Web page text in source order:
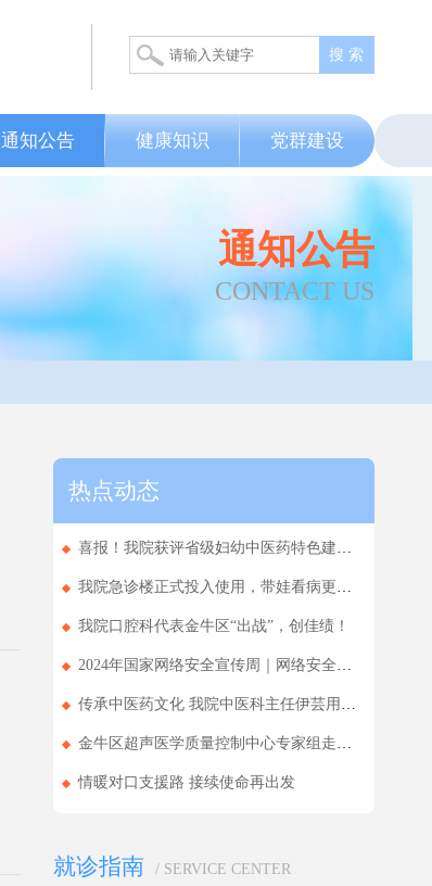
搜 索
通知公告 健康知识 党群建设
通知公告
CONTACT US
热点动态
喜报！我院获评省级妇幼中医药特色建设单位
我院急诊楼正式投入使用，带娃看病更省心
我院口腔科代表金牛区“出战”，创佳绩！
2024年国家网络安全宣传周｜网络安全为人民，...
传承中医药文化 我院中医科主任伊芸用实力拿下...
金牛区超声医学质量控制中心专家组走进基层医...
情暖对口支援路 接续使命再出发
就诊指南 / SERVICE CENTER